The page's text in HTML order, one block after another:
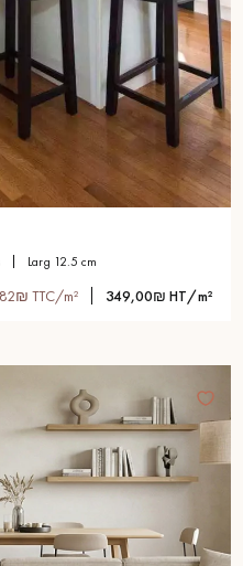
larg 12.5 cm
TTC/m² 349,00₪ HT/m²